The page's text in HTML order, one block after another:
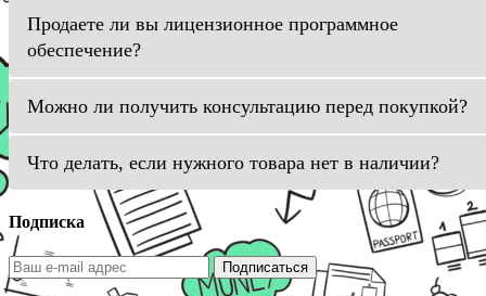
Продаете ли вы лицензионное программное
обеспечение?
Можно ли получить консультацию перед покупкой?
Что делать, если нужного товара нет в наличии?
Подписка
Подписаться